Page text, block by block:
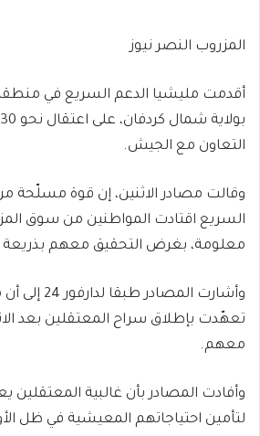
المزروب النصر نيوز
أقدمت مليشيا الدعم السريع في منطقة
التعاون مع الجيش.
وقالت مصادر الاثنين، إن قوة مسلّحة
السريع اقتادت المواطنين من سوق
معلومة، بغرض التحقيق معهم بذريعة
وأشارت
تعهّدت بإطلاق سراح المعتقلين بعد
معهم.
وأفادت المصادر بأن غالبية
لتأمين احتياجاتهم المعيشية في ظل